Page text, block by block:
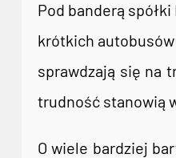
Pod banderą
krótkich
sprawdzają się na
trudność stanowią
O wiele bardziej